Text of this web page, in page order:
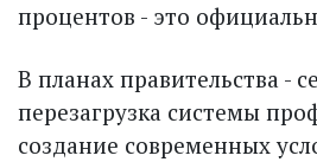
процентов - это
В планах правительства -
перезагрузка системы
создание современных